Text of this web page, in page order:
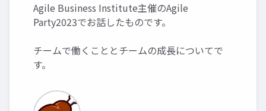
Agile Business Institute主催のAgile
Party2023でお話したものです。
チームで働くこととチームの成長についてで
す。